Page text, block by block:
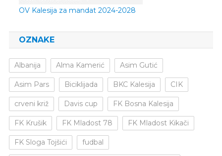
OV Kalesija za mandat 2024-2028
OZNAKE
Albanija Alma Kamerić Asim Gutić
Asim Pars Biciklijada BKC Kalesija CIK
crveni križ Davis cup FK Bosna Kalesija
FK Krušik FK Mladost 78 FK Mladost Kikači
FK Sloga Tojšići fudbal